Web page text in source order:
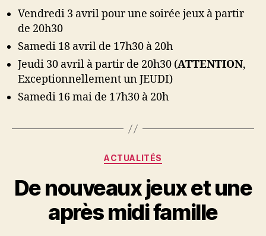
continues
…
Vendredi 3 avril pour une soirée jeux à partir
de 20h30
Samedi 18 avril de 17h30 à 20h
Jeudi 30 avril à partir de 20h30 (ATTENTION,
Exceptionnellement un JEUDI)
Samedi 16 mai de 17h30 à 20h
Catégories
ACTUALITÉS
De nouveaux jeux et une
après midi famille